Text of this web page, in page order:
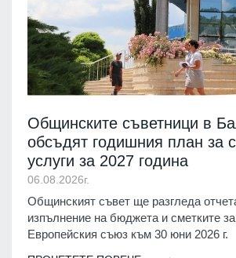
Общинските съветници в
обсъдят годишния план за
услуги за 2027 година
06.08.2026г.
Общинският съвет ще разгледа
изпълнение на бюджета и сметките
Европейския съюз към 30 юни 2026 г.